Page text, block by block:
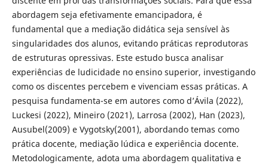
abordagem seja efetivamente emancipadora, é
fundamental que a mediação didática seja sensível às
singularidades dos alunos, evitando práticas reprodutoras
de estruturas opressivas. Este estudo busca analisar
experiências de ludicidade no ensino superior, investigando
como os discentes percebem e vivenciam essas práticas. A
pesquisa fundamenta-se em autores como d’Ávila (2022),
Luckesi (2022), Mineiro (2021), Larrosa (2002), Han (2023),
Ausubel(2009) e Vygotsky(2001), abordando temas como
prática docente, mediação lúdica e experiência docente.
Metodologicamente, adota uma abordagem qualitativa e